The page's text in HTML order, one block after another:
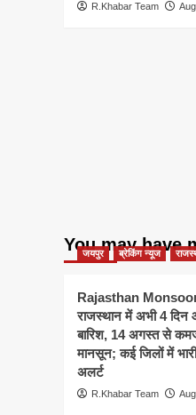
R.Khabar Team
You may have
जयपुर ब्रेकिंग न्यूज
Rajasthan
राजस्थान में अभी 4
बारिश, 14 अगस्त से
मानसून; कई जिलों में
अलर्ट
R.Khabar Team